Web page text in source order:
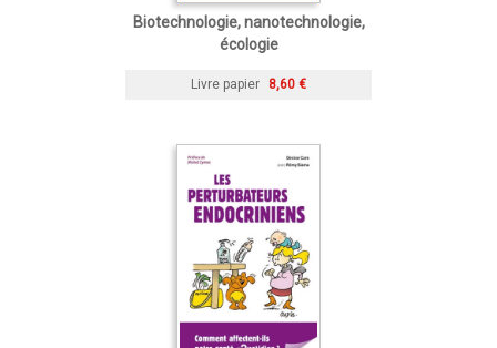
Biotechnologie, nanotechnologie,
écologie
Livre papier 8,60 €